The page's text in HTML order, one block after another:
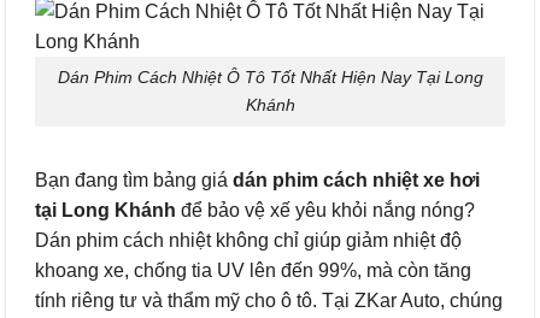
Dán Phim Cách Nhiệt Ô Tô Tốt Nhất Hiện Nay Tại Long
Khánh
Bạn đang tìm bảng giá dán phim cách nhiệt xe hơi
tại Long Khánh để bảo vệ xế yêu khỏi nắng nóng?
Dán phim cách nhiệt không chỉ giúp giảm nhiệt độ
khoang xe, chống tia UV lên đến 99%, mà còn tăng
tính riêng tư và thẩm mỹ cho ô tô. Tại ZKar Auto, chúng